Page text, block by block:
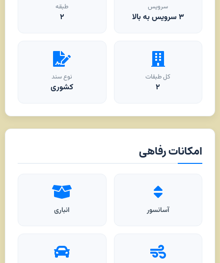
سرویس
۳ سرویس به بالا
طبقه
۲
کل طبقات
۲
نوع سند
کشوری
امکانات رفاهی
آسانسور انباری